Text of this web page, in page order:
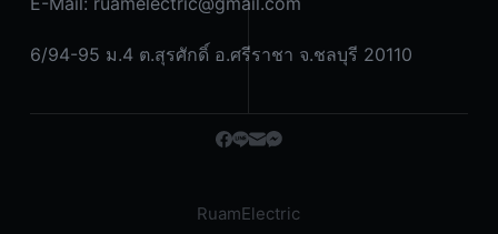
6/94-95 ม.4 ต.สุรศักดิ์ อ.ศรีราชา จ.ชลบุรี 20110
RuamElectric